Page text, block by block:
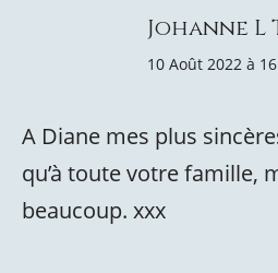
Johanne L
10 Août 2022 à
A Diane mes plus
qu’à toute votre famille,
beaucoup. xxx